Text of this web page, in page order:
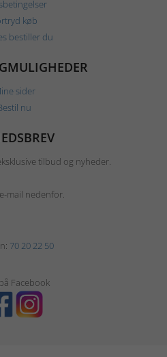
køb
bestiller du
sider
nu
tilbud og nyheder.
mail nedenfor.
70 20 22 50
Facebook